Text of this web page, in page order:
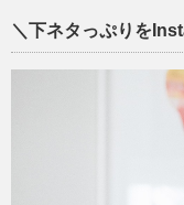
＼下ネタっぷりを